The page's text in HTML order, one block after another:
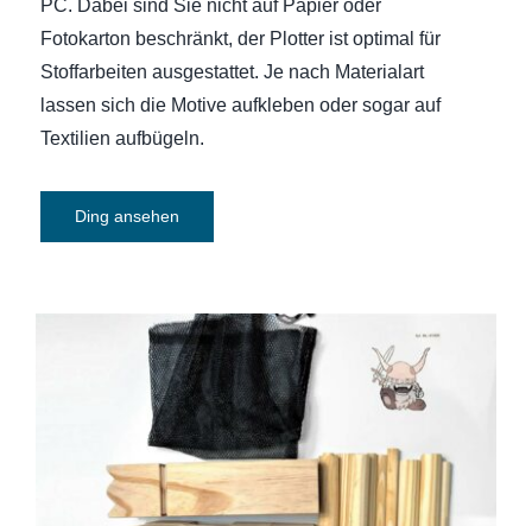
PC. Dabei sind Sie nicht auf Papier oder
Fotokarton beschränkt, der Plotter ist optimal für
Stoffarbeiten ausgestattet. Je nach Materialart
lassen sich die Motive aufkleben oder sogar auf
Textilien aufbügeln.
Ding ansehen
Wikinger Schach (Kubb)